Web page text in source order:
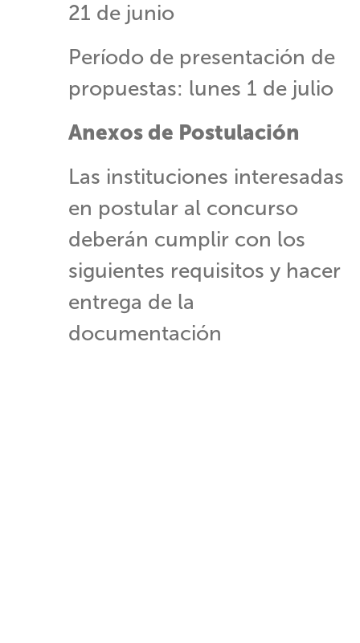
21 de junio
Período de presentación de
propuestas: lunes 1 de julio
Anexos de Postulación
​Las instituciones interesadas
en postular al concurso
deberán cumplir con los
siguientes requisitos y hacer
entrega de la
documentación